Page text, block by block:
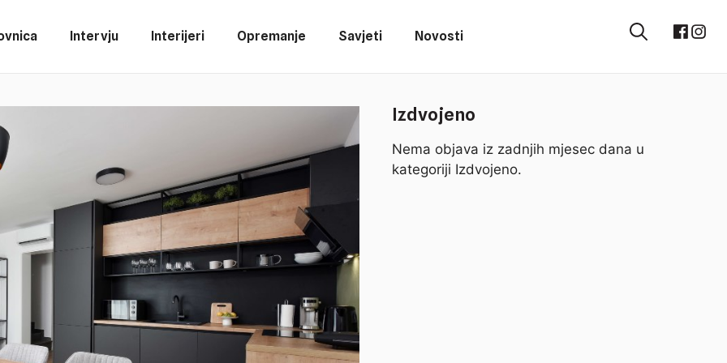
Intervju Interijeri Opremanje Savjeti Novosti
Izdvojeno
Nema objava iz zadnjih mjesec dana u
kategoriji Izdvojeno.